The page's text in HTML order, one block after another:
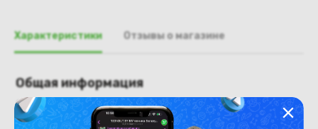
Характеристики Отзывы о магазине
Общая информация
Производитель
HP
Тип товара
рамка крышки матрицы